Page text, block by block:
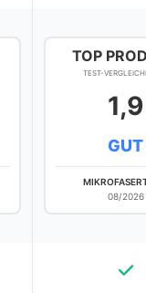
TOP
TEST-
1,9
GUT
08/2026